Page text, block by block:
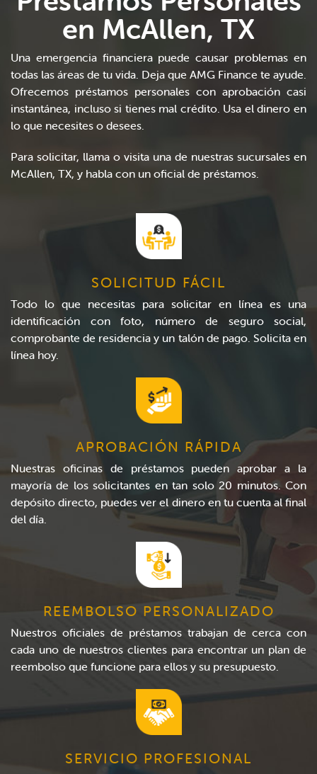
en McAllen, TX
Una emergencia financiera puede causar problemas en
todas las áreas de tu vida. Deja que AMG Finance te ayude.
Ofrecemos préstamos personales con aprobación casi
instantánea, incluso si tienes mal crédito. Usa el dinero en
lo que necesites o desees.
Para solicitar, llama o visita una de nuestras sucursales en
McAllen, TX, y habla con un oficial de préstamos.
SOLICITUD FÁCIL
Todo lo que necesitas para solicitar en línea es una
identificación con foto, número de seguro social,
comprobante de residencia y un talón de pago. Solicita en
línea hoy.
APROBACIÓN RÁPIDA
Nuestras oficinas de préstamos pueden aprobar a la
mayoría de los solicitantes en tan solo 20 minutos. Con
depósito directo, puedes ver el dinero en tu cuenta al final
del día.
REEMBOLSO PERSONALIZADO
Nuestros oficiales de préstamos trabajan de cerca con
cada uno de nuestros clientes para encontrar un plan de
reembolso que funcione para ellos y su presupuesto.
SERVICIO PROFESIONAL